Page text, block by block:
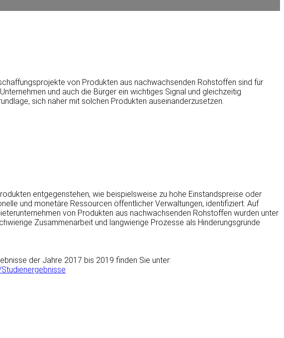
von Produkten aus nachwachsenden Rohstoffen sind für
und auch die Bürger ein wichtiges Signal und gleichzeitig
sich näher mit solchen Produkten auseinanderzusetzen.
entgegenstehen, wie beispielsweise zu hohe Einstandspreise oder
und monetäre Ressourcen öffentlicher Verwaltungen, identifiziert. Auf
von Produkten aus nachwachsenden Rohstoffen wurden unter
Zusammenarbeit und langwierige Prozesse als Hinderungsgründe
der Jahre 2017 bis 2019 finden Sie unter: